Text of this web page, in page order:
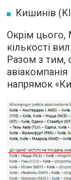
Кишинів
Окрім
кількості
Разом з тим,
напрямок